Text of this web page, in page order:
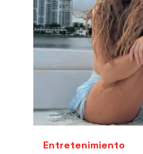
Entretenimiento